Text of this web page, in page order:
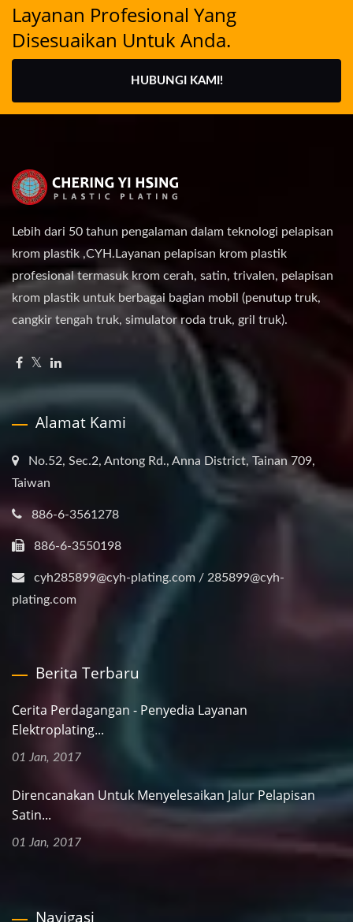
Layanan Profesional Yang
Disesuaikan Untuk Anda.
HUBUNGI KAMI!
Lebih dari 50 tahun pengalaman dalam teknologi pelapisan
krom plastik ,CYH.Layanan pelapisan krom plastik
profesional termasuk krom cerah, satin, trivalen, pelapisan
krom plastik untuk berbagai bagian mobil (penutup truk,
cangkir tengah truk, simulator roda truk, gril truk).
Alamat Kami
No.52, Sec.2, Antong Rd., Anna District, Tainan 709,
Taiwan
886-6-3561278
886-6-3550198
cyh285899@cyh-plating.com / 285899@cyh-
plating.com
Berita Terbaru
Cerita Perdagangan - Penyedia Layanan
Elektroplating...
01 Jan, 2017
Direncanakan Untuk Menyelesaikan Jalur Pelapisan
Satin...
01 Jan, 2017
Navigasi